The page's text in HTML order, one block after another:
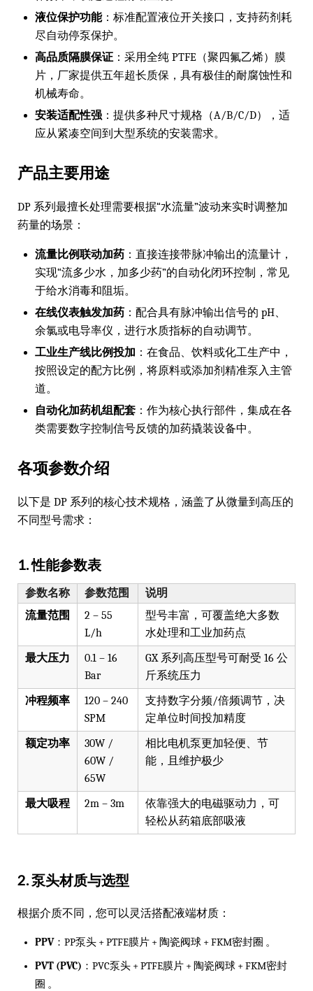
液位保护功能：标准配置液位开关接口，支持药剂耗
尽自动停泵保护。
高品质隔膜保证 ：采用全纯 PTFE（聚四氟乙烯）膜
片，厂家提供五年超长质保，具有极佳的耐腐蚀性和
机械寿命。
安装适配性强 ：提供多种尺寸规格（A/B/C/D），适
应从紧凑空间到大型系统的安装需求。
产品主要用途
DP 系列最擅长处理需要根据“水流量”波动来实时调整加
药量的场景：
流量比例联动加药 ：直接连接带脉冲输出的流量计，
实现“流多少水，加多少药”的自动化闭环控制，常见
于给水消毒和阻垢。
在线仪表触发加药 ：配合具有脉冲输出信号的 pH、
余氯或电导率仪，进行水质指标的自动调节。
工业生产线比例投加 ：在食品、饮料或化工生产中，
按照设定的配方比例，将原料或添加剂精准泵入主管
道。
自动化加药机组配套 ：作为核心执行部件，集成在各
类需要数字控制信号反馈的加药撬装设备中。
各项参数介绍
以下是 DP 系列的核心技术规格，涵盖了从微量到高压的
不同型号需求：
1. 性能参数表
参数名称 参数范围
说明
流量范围
2 – 55
L/h
型号丰富，可覆盖绝大多数
水处理和工业加药点
最大压力
0.1 – 16
Bar
GX 系列高压型号可耐受 16 公
斤系统压力
冲程频率
120 – 240
SPM
支持数字分频/倍频调节，决
定单位时间投加精度
额定功率
30W /
60W /
65W
相比电机泵更加轻便、节
能，且维护极少
最大吸程 2m – 3m
依靠强大的电磁驱动力，可
轻松从药箱底部吸液
2. 泵头材质与选型
根据介质不同，您可以灵活搭配液端材质：
PPV：PP泵头 + PTFE膜片 + 陶瓷阀球 + FKM密封圈 。
PVT (PVC) ：PVC泵头 + PTFE膜片 + 陶瓷阀球 + FKM密封
圈 。